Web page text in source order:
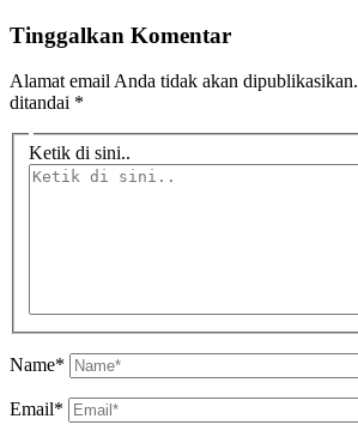
Tinggalkan Komentar
Alamat email Anda tidak akan dipublikasikan.
ditandai *
Ketik di sini..
Name*
Email*